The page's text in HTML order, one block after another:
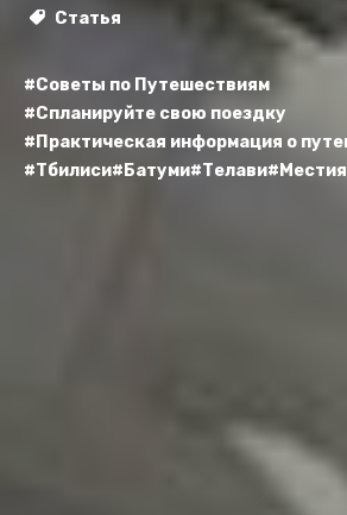
Статья
#Советы по Путешествиям
#Спланируйте свою поездку
#Практическая информация о
#Тбилиси#Батуми#Телави#Местия